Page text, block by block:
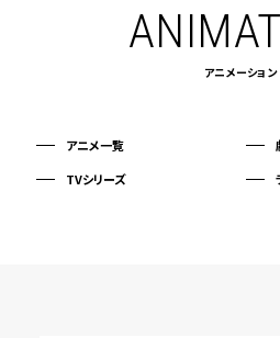
アニメーション
アニメ一覧
TVシリーズ